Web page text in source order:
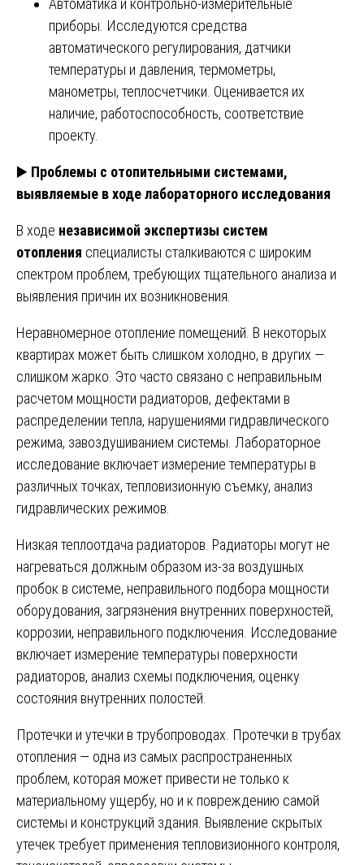
Автоматика и контрольно-измерительные
приборы. Исследуются средства
автоматического регулирования, датчики
температуры и давления, термометры,
манометры, теплосчетчики. Оценивается их
наличие, работоспособность, соответствие
проекту.
▶️ Проблемы с отопительными системами,
выявляемые в ходе лабораторного исследования
В ходе независимой экспертизы систем
отопления специалисты сталкиваются с широким
спектром проблем, требующих тщательного анализа и
выявления причин их возникновения.
Неравномерное отопление помещений. В некоторых
квартирах может быть слишком холодно, в других —
слишком жарко. Это часто связано с неправильным
расчетом мощности радиаторов, дефектами в
распределении тепла, нарушениями гидравлического
режима, завоздушиванием системы. Лабораторное
исследование включает измерение температуры в
различных точках, тепловизионную съемку, анализ
гидравлических режимов.
Низкая теплоотдача радиаторов. Радиаторы могут не
нагреваться должным образом из-за воздушных
пробок в системе, неправильного подбора мощности
оборудования, загрязнения внутренних поверхностей,
коррозии, неправильного подключения. Исследование
включает измерение температуры поверхности
радиаторов, анализ схемы подключения, оценку
состояния внутренних полостей.
Протечки и утечки в трубопроводах. Протечки в трубах
отопления — одна из самых распространенных
проблем, которая может привести не только к
материальному ущербу, но и к повреждению самой
системы и конструкций здания. Выявление скрытых
утечек требует применения тепловизионного контроля,